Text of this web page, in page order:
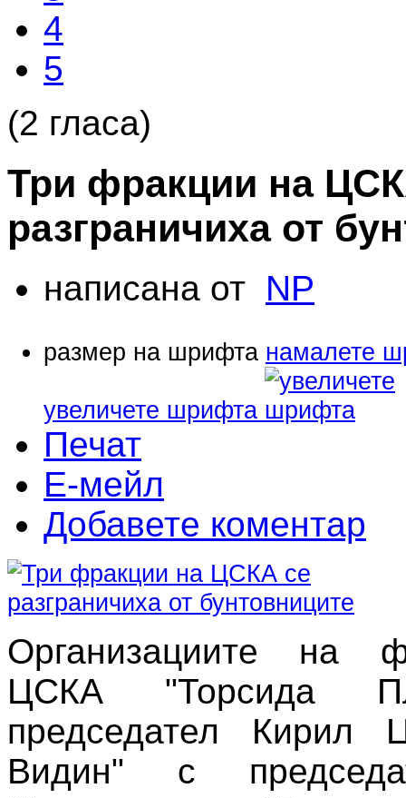
4
5
(2 гласа)
Три фракции на
разграничиха от
написана от NP
размер на шрифта намалете
увеличете шрифта
Печат
Е-мейл
Добавете коментар
Организациите на
ЦСКА "Торсида
председател Кирил
Видин" с